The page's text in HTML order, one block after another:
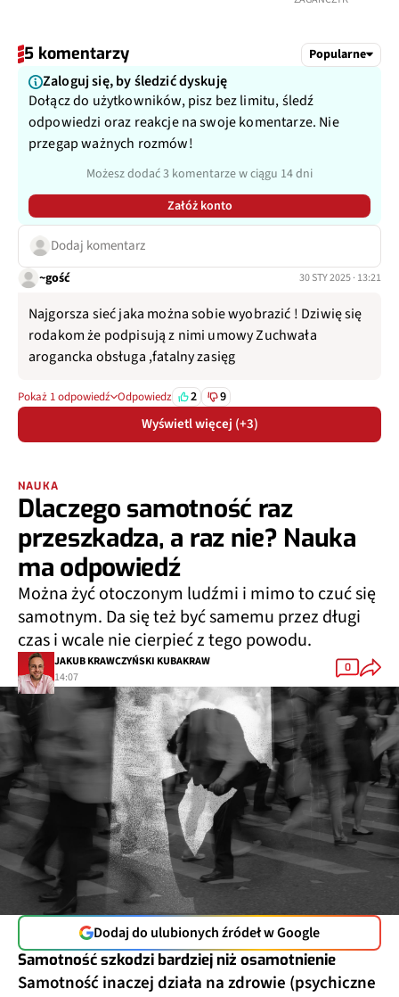
5 komentarzy Popularne
Zaloguj się, by śledzić dyskuję
Dołącz do użytkowników, pisz bez limitu, śledź
odpowiedzi oraz reakcje na swoje komentarze. Nie
przegap ważnych rozmów!
Możesz dodać 3 komentarze w ciągu 14 dni
Załóż konto
Dodaj komentarz
~gość 30 STY 2025 · 13:21
Najgorsza sieć jaka można sobie wyobrazić ! Dziwię się
rodakom że podpisują z nimi umowy Zuchwała
arogancka obsługa ,fatalny zasięg
Pokaż 1 odpowiedź Odpowiedz 2 9
Wyświetl więcej (+3)
NAUKA
Dlaczego samotność raz
przeszkadza, a raz nie? Nauka
ma odpowiedź
Można żyć otoczonym ludźmi i mimo to czuć się
samotnym. Da się też być samemu przez długi
czas i wcale nie cierpieć z tego powodu.
JAKUB KRAWCZYŃSKI KUBAKRAW
14:07
0
Dodaj do ulubionych źródeł w Google
Samotność szkodzi bardziej niż osamotnienie
Samotność inaczej działa na zdrowie (psychiczne